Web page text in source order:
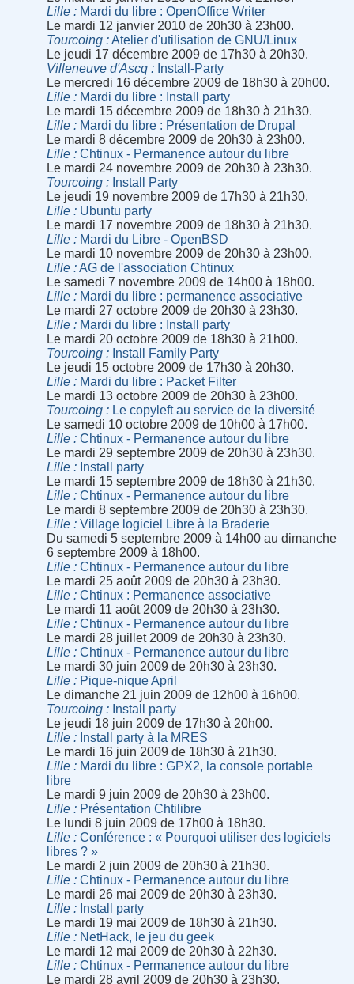
Lille
Mardi du libre : OpenOffice Writer
Le mardi 12 janvier 2010 de 20h30 à 23h00.
Tourcoing
Atelier d'utilisation de GNU/Linux
Le jeudi 17 décembre 2009 de 17h30 à 20h30.
Villeneuve d'Ascq
Install-Party
Le mercredi 16 décembre 2009 de 18h30 à 20h00.
Lille
Mardi du libre : Install party
Le mardi 15 décembre 2009 de 18h30 à 21h30.
Lille
Mardi du libre : Présentation de Drupal
Le mardi 8 décembre 2009 de 20h30 à 23h00.
Lille
Chtinux - Permanence autour du libre
Le mardi 24 novembre 2009 de 20h30 à 23h30.
Tourcoing
Install Party
Le jeudi 19 novembre 2009 de 17h30 à 21h30.
Lille
Ubuntu party
Le mardi 17 novembre 2009 de 18h30 à 21h30.
Lille
Mardi du Libre - OpenBSD
Le mardi 10 novembre 2009 de 20h30 à 23h00.
Lille
AG de l'association Chtinux
Le samedi 7 novembre 2009 de 14h00 à 18h00.
Lille
Mardi du libre : permanence associative
Le mardi 27 octobre 2009 de 20h30 à 23h30.
Lille
Mardi du libre : Install party
Le mardi 20 octobre 2009 de 18h30 à 21h00.
Tourcoing
Install Family Party
Le jeudi 15 octobre 2009 de 17h30 à 20h30.
Lille
Mardi du libre : Packet Filter
Le mardi 13 octobre 2009 de 20h30 à 23h00.
Tourcoing
Le copyleft au service de la diversité
Le samedi 10 octobre 2009 de 10h00 à 17h00.
Lille
Chtinux - Permanence autour du libre
Le mardi 29 septembre 2009 de 20h30 à 23h30.
Lille
Install party
Le mardi 15 septembre 2009 de 18h30 à 21h30.
Lille
Chtinux - Permanence autour du libre
Le mardi 8 septembre 2009 de 20h30 à 23h30.
Lille
Village logiciel Libre à la Braderie
Du samedi 5 septembre 2009 à 14h00 au dimanche
6 septembre 2009 à 18h00.
Lille
Chtinux - Permanence autour du libre
Le mardi 25 août 2009 de 20h30 à 23h30.
Lille
Chtinux : Permanence associative
Le mardi 11 août 2009 de 20h30 à 23h30.
Lille
Chtinux - Permanence autour du libre
Le mardi 28 juillet 2009 de 20h30 à 23h30.
Lille
Chtinux - Permanence autour du libre
Le mardi 30 juin 2009 de 20h30 à 23h30.
Lille
Pique-nique April
Le dimanche 21 juin 2009 de 12h00 à 16h00.
Tourcoing
Install party
Le jeudi 18 juin 2009 de 17h30 à 20h00.
Lille
Install party à la MRES
Le mardi 16 juin 2009 de 18h30 à 21h30.
Lille
Mardi du libre : GPX2, la console portable
libre
Le mardi 9 juin 2009 de 20h30 à 23h00.
Lille
Présentation Chtilibre
Le lundi 8 juin 2009 de 17h00 à 18h30.
Lille
Conférence : « Pourquoi utiliser des logiciels
libres ? »
Le mardi 2 juin 2009 de 20h30 à 21h30.
Lille
Chtinux - Permanence autour du libre
Le mardi 26 mai 2009 de 20h30 à 23h30.
Lille
Install party
Le mardi 19 mai 2009 de 18h30 à 21h30.
Lille
NetHack, le jeu du geek
Le mardi 12 mai 2009 de 20h30 à 22h30.
Lille
Chtinux - Permanence autour du libre
Le mardi 28 avril 2009 de 20h30 à 23h30.